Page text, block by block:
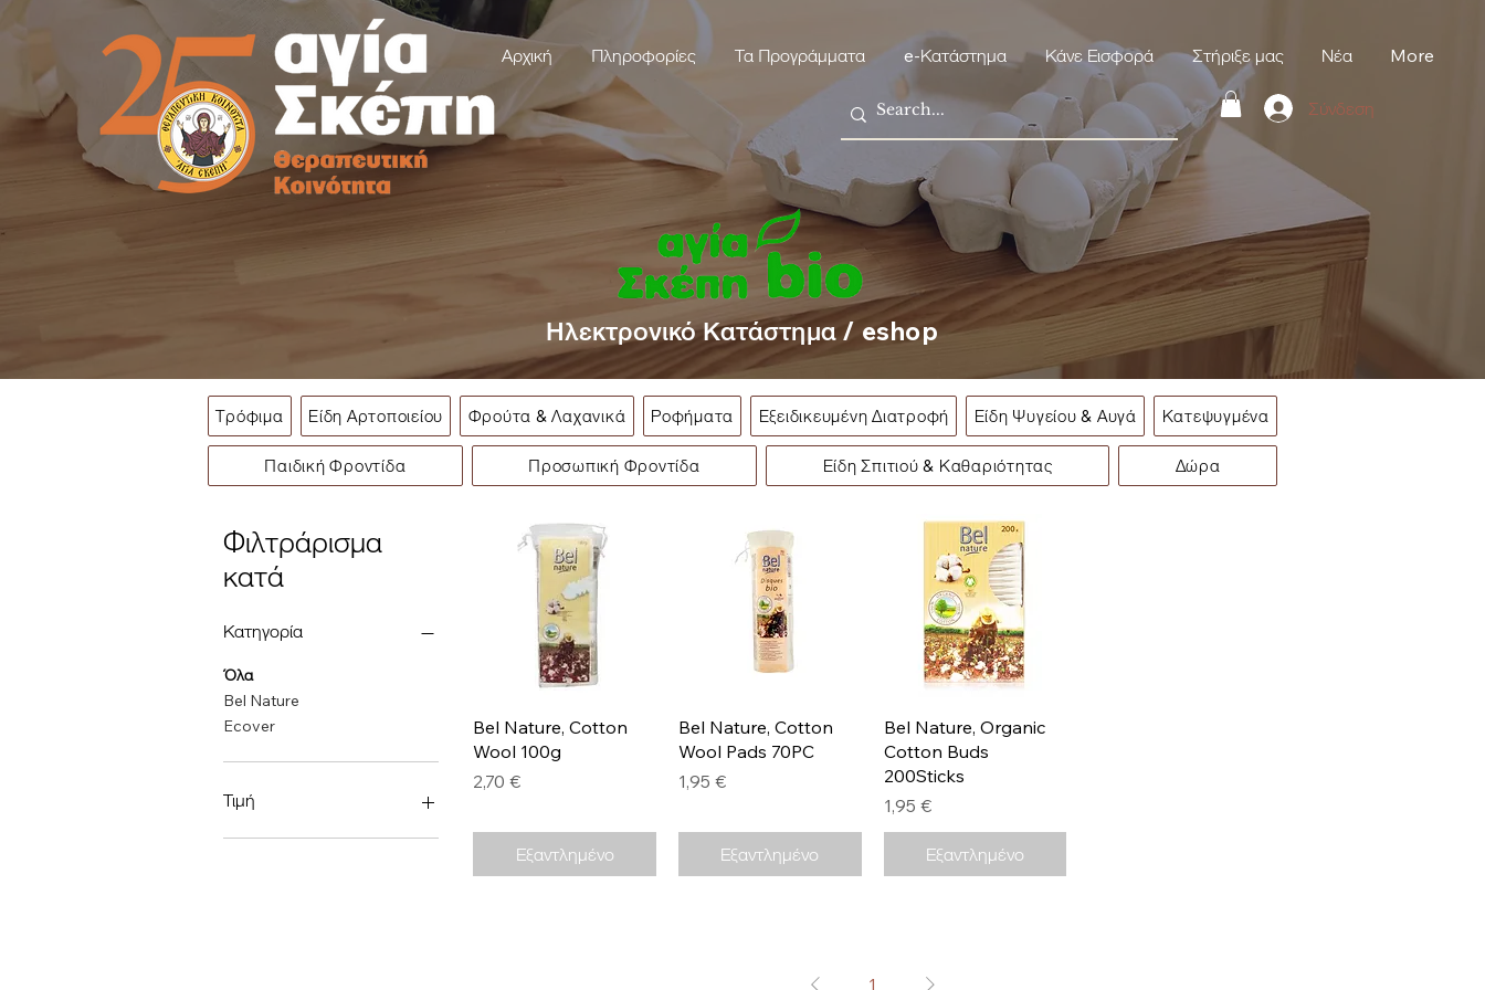
Αρχική Πληροφορίες Τα Προγράμματα e-Κατάστημα Κάνε Εισφορά Στήριξε μας Νέα More
Σύνδεση
Ηλεκτρονικό Κατάστημα / eshop
Τρόφιμα Είδη Αρτοποιείου Φρούτα & Λαχανικά Ροφήματα Εξειδικευμένη Διατροφή Είδη Ψυγείου & Αυγά Κατεψυγμένα
Παιδική Φροντίδα Προσωπική Φροντίδα Είδη Σπιτιού & Καθαριότητας Δώρα
Φιλτράρισμα
κατά
Κατηγορία
Όλα
Bel Nature
Ecover
Τιμή
Γρήγορη προβολή
Bel Nature, Cotton
Wool 100g
Τιμή
2,70 €
Εξαντλημένο
Γρήγορη προβολή
Bel Nature, Cotton
Wool Pads 70PC
Τιμή
1,95 €
Εξαντλημένο
Γρήγορη προβολή
Bel Nature, Organic
Cotton Buds
200Sticks
Τιμή
1,95 €
Εξαντλημένο
1